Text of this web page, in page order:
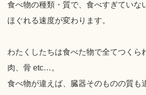
食べ物の種類・質で、食べすぎていな
ほぐれる速度が変わります。
わたくしたちは食べた物で全てつくら
肉、骨 etc…。
食べ物が違えば、臓器そのものの質も